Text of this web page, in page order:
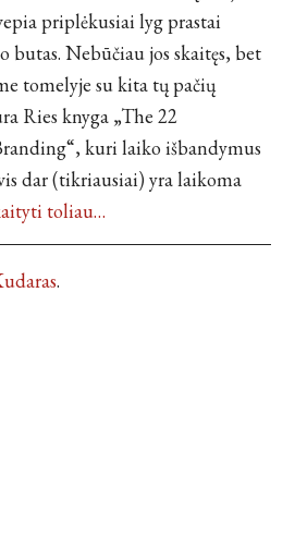
priplėkusiai lyg prastai
butas. Nebūčiau jos skaitęs, bet
tomelyje su kita tų pačių
Ries knyga „The 22
kuri laiko išbandymus
dar (tikriausiai) yra laikoma
toliau…
.